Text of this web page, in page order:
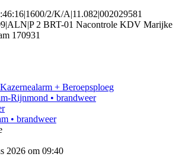
2/K/A|11.082|002029581
2 BRT-01 Nacontrole KDV Marijke
170931
+ Beroepsploeg
Rijnmond • brandweer
• brandweer
2026 om 09:40